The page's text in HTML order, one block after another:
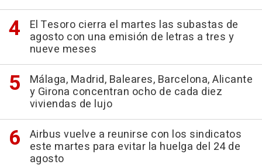
El Tesoro cierra el martes las subastas de
agosto con una emisión de letras a tres y
nueve meses
Málaga, Madrid, Baleares, Barcelona, Alicante
y Girona concentran ocho de cada diez
viviendas de lujo
Airbus vuelve a reunirse con los sindicatos
este martes para evitar la huelga del 24 de
agosto